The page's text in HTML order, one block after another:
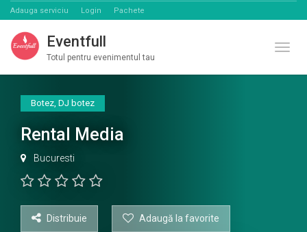
Adauga serviciu Login Pachete
Eventfull
Totul pentru evenimentul tau
Botez, DJ botez
Rental Media
Bucuresti
Distribuie Adaugă la favorite